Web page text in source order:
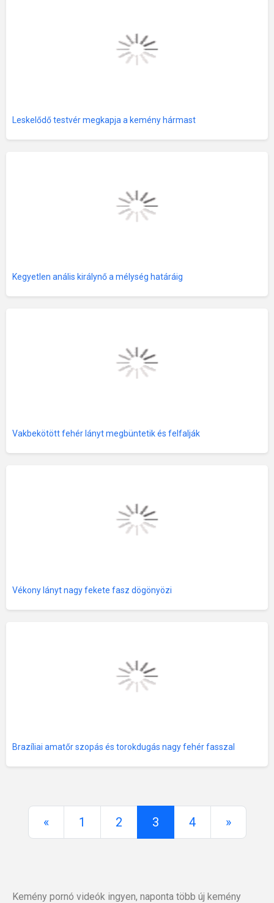
Leskelődő testvér megkapja a kemény hármast
Kegyetlen anális királynő a mélység határáig
Vakbekötött fehér lányt megbüntetik és felfalják
Vékony lányt nagy fekete fasz dögönyözi
Brazíliai amatőr szopás és torokdugás nagy fehér fasszal
« 1 2 3 4 »
Kemény pornó videók ingyen, naponta több új kemény